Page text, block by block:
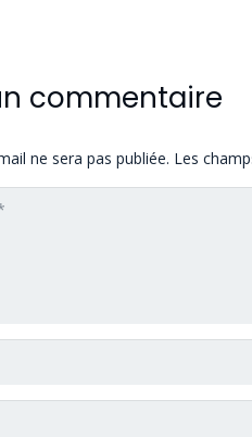
commentaire
ne sera pas publiée. Les